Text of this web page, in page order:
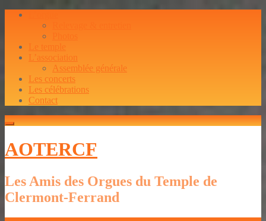
Le temple
L’association
Assemblée générale
Les concerts
Les célébrations
Contact
AOTERCF
Les Amis des Orgues du Temple de
Clermont-Ferrand